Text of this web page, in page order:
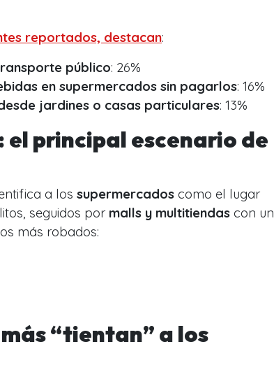
reportados, destacan:
público: 26%
en supermercados sin pagarlos: 16%
jardines o casas particulares: 13%
el principal escenario de
a los supermercados como el lugar
seguidos por malls y multitiendas con un
más robados:
“tientan” a los